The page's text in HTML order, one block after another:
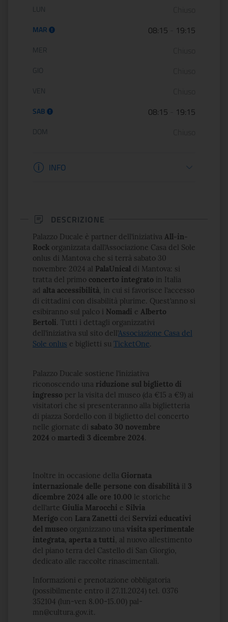
Orario di apertura:
LUN
MAR 08:15 19:15
MER
GIO
VEN
SAB 08:15 19:15
DOM
Informazioni apertura
INFO
DESCRIZIONE
Palazzo Ducale è partner dell’iniziativa All-in-
Rock organizzata dall’Associazione Casa del Sole
onlus di Mantova che si terrà sabato 30
novembre 2024 al PalaUnical di Mantova: si
tratta del primo concerto integrato in Italia
ad alta accessibilità, in cui si favorisce l’accesso
di cittadini con disabilità plurime. Quest’anno si
esibiranno sul palco i Nomadi e Alberto
Bertoli. Tutti i dettagli organizzativi
dell’iniziativa sul sito dell’Associazione Casa del
Sole onlus e biglietti su TicketOne.
Palazzo Ducale sostiene l’iniziativa
riconoscendo una riduzione sul biglietto di
ingresso per la visita del museo (da €15 a €9) ai
visitatori che si presenteranno alla biglietteria
di piazza Sordello con il biglietto del concerto
nelle giornate di sabato 30 novembre
2024 o martedì 3 dicembre 2024.
Inoltre in occasione della Giornata
internazionale delle persone con disabilità il 3
dicembre 2024 alle ore 10.00 le storiche
dell’arte Giulia Marocchi e Silvia
Merigo con Lara Zanetti dei Servizi educativi
del museo organizzano una visita sperimentale
integrata, aperta a tutti, al nuovo allestimento
del piano terra del Castello di San Giorgio,
dedicato alle raccolte rinascimentali.
Informazioni e prenotazione obbligatoria
(possibilmente entro il 27.11.2024) tel. 0376
352104 (lun-ven 8.00-15.00) pal-
mn@cultura.gov.it.